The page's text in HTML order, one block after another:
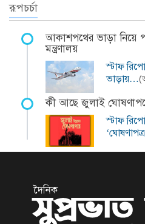
রূপচর্চা
আকাশপথের ভাড়া নিয়ে
মন্ত্রণালয়
স্টাফ
ভাড়ায়…
কী আছে জুলাই
স্টাফ